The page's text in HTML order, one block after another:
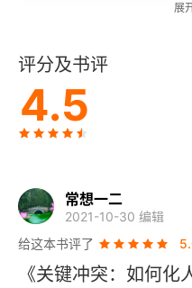
第5章 简化问题：如何
第6章 灵活关注：如何
哮和沉默对抗
第7章 制订计划：如何
第8章 综合应用：如何
展
评分及书评
4.5
常想一二
2021-10-30 编辑
给这本书评了
《关键冲突：如何化